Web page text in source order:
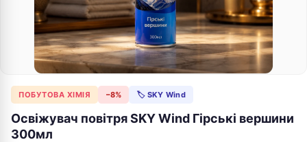
ПОБУТОВА ХІМІЯ −8% 🏷 SKY Wind
Освіжувач повітря SKY Wind Гірські вершини
300мл